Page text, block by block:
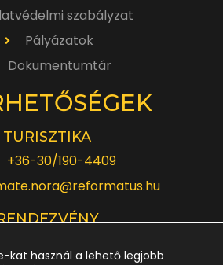
szabályzat
Pályázatok
Dokumentumtár
TURISZTIKA
+36-30/190-4409
kat használ a lehető legjobb